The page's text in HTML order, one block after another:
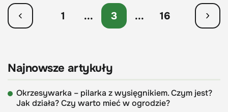
1 ... 3 ... 16
Najnowsze artykuły
Okrzesywarka – pilarka z wysięgnikiem. Czym jest?
Jak działa? Czy warto mieć w ogrodzie?